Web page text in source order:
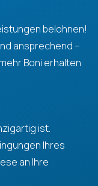
belohnen!
ansprechend –
Boni erhalten
ist.
Ihres
an Ihre